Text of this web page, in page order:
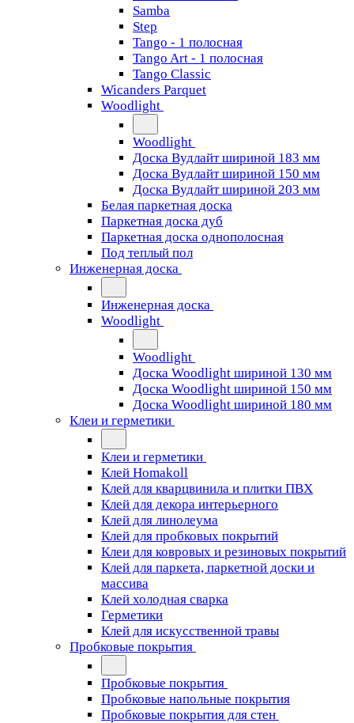
Samba
Step
Tango - 1 полосная
Tango Art - 1 полосная
Tango Classiс
Wicanders Parquet
Woodlight
Woodlight
Доска Вудлайт шириной 183 мм
Доска Вудлайт шириной 150 мм
Доска Вудлайт шириной 203 мм
Белая паркетная доска
Паркетная доска дуб
Паркетная доска однополосная
Под теплый пол
Инженерная доска
Инженерная доска
Woodlight
Woodlight
Доска Woodlight шириной 130 мм
Доска Woodlight шириной 150 мм
Доска Woodlight шириной 180 мм
Клеи и герметики
Клеи и герметики
Клей Homakoll
Клей для кварцвинила и плитки ПВХ
Клей для декора интерьерного
Клей для линолеума
Клей для пробковых покрытий
Клеи для ковровых и резиновых покрытий
Клей для паркета, паркетной доски и
массива
Клей холодная сварка
Герметики
Клей для искусственной травы
Пробковые покрытия
Пробковые покрытия
Пробковые напольные покрытия
Пробковые покрытия для стен